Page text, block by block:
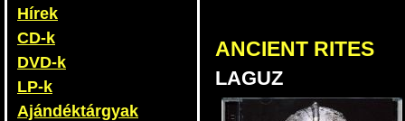
Hírek
CD-k
DVD-k
LP-k
Ajándéktárgyak
ANCIENT RITES
LAGUZ